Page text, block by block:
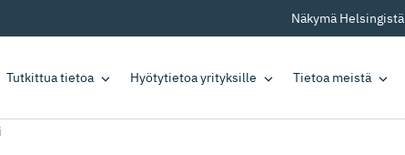
Näkymä Helsingistä
Tutkittua tietoa Hyötytietoa yrityksille Tietoa meistä